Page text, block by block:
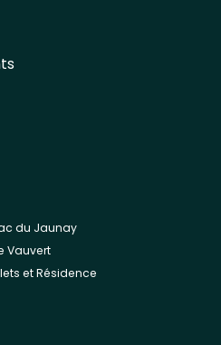
du Jaunay
Vauvert
et Résidence